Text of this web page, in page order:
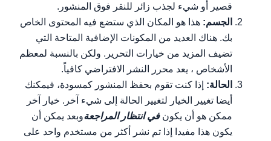
قصير أو شيء لجذب زائر للنقر فوق المنشور.
الجسم: هذا هو المكان الذي ستضع فيه المحتوى الخاص
بك. هناك العديد من المكونات الإضافية المتاحة التي
تضيف المزيد من خيارات التحرير. ولكن بالنسبة لمعظم
الأشخاص ، يعد محرر النشر الافتراضي كافياً.
الحالة: إذا كنت تقوم بحفظ المنشور كمسودة، فيمكنك
أيضا تغيير الخيار لتغيير الحالة إلى شيء آخر. خيار آخر
ممكن هو أن يكونفي انتظار المراجعةوبعد يمكن أن
يكون هذا مفيدا إذا تم نشر أكثر من مستخدم واحد على